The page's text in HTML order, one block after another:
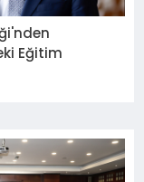
Eğitim